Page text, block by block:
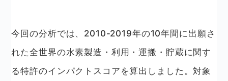
今回の分析では、2010-2019年の10年間に出願さ
れた全世界の水素製造・利用・運搬・貯蔵に関す
る特許のインパクトスコアを算出しました。対象